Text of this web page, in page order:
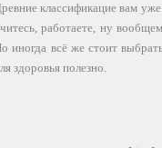
классификацие вам
работаете, ну
иногда всё же стоит
здоровья полезно.